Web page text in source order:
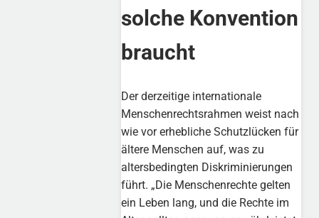
solche Konvention
braucht
Der derzeitige internationale
Menschenrechtsrahmen weist nach
wie vor erhebliche Schutzlücken für
ältere Menschen auf, was zu
altersbedingten Diskriminierungen
führt. „Die Menschenrechte gelten
ein Leben lang, und die Rechte im